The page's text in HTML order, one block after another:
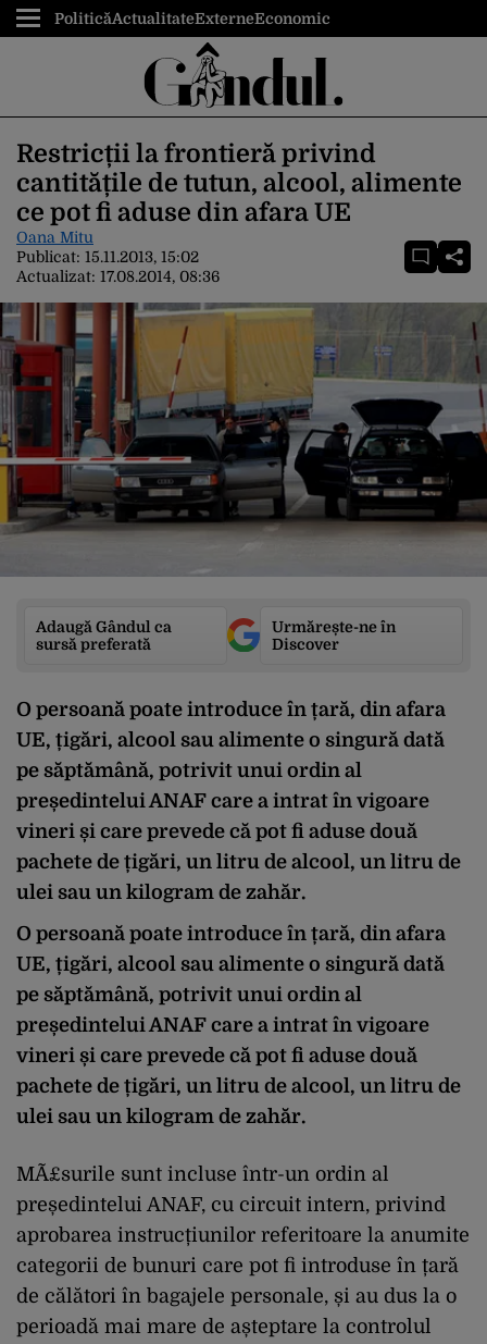
PoliticăActualitateExterneEconomic
Restricții la frontieră privind
cantitățile de tutun, alcool, alimente
ce pot fi aduse din afara UE
Oana Mitu
Publicat: 15.11.2013, 15:02
Actualizat: 17.08.2014, 08:36
Adaugă Gândul ca
sursă preferată
Urmărește-ne în
Discover
O persoană poate introduce în țară, din afara
UE, țigări, alcool sau alimente o singură dată
pe săptămână, potrivit unui ordin al
președintelui ANAF care a intrat în vigoare
vineri și care prevede că pot fi aduse două
pachete de țigări, un litru de alcool, un litru de
ulei sau un kilogram de zahăr.
O persoană poate introduce în țară, din afara
UE, țigări, alcool sau alimente o singură dată
pe săptămână, potrivit unui ordin al
președintelui ANAF care a intrat în vigoare
vineri și care prevede că pot fi aduse două
pachete de țigări, un litru de alcool, un litru de
ulei sau un kilogram de zahăr.
MÃ£surile sunt incluse într-un ordin al
președintelui ANAF, cu circuit intern, privind
aprobarea instrucțiunilor referitoare la anumite
categorii de bunuri care pot fi introduse în țară
de călători în bagajele personale, și au dus la o
perioadă mai mare de așteptare la controlul